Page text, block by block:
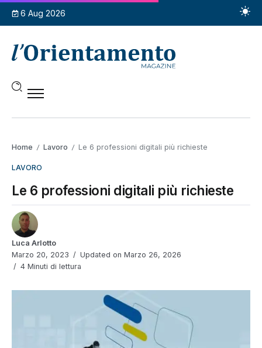
6 Aug 2026
Home / Lavoro / Le 6 professioni digitali più richieste
LAVORO
Le 6 professioni digitali più richieste
Luca Arlotto
Marzo 20, 2023
Updated on Marzo 26, 2026
4 Minuti di lettura